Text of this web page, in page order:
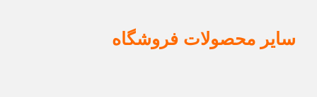
سایر محصولات فروشگاه